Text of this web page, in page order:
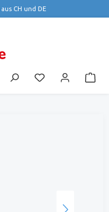
aus CH und DE
Du hast 0